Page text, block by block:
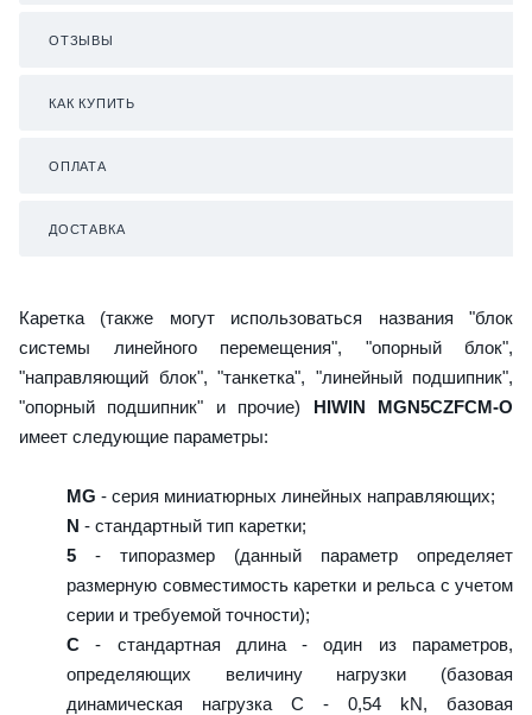
ОТЗЫВЫ
КАК КУПИТЬ
ОПЛАТА
ДОСТАВКА
Каретка (также могут использоваться названия "блок
системы линейного перемещения", "опорный блок",
"направляющий блок", "танкетка", "линейный подшипник",
"опорный подшипник" и прочие) HIWIN MGN5CZFCM-O
имеет следующие параметры:
MG - серия миниатюрных линейных направляющих;
N - стандартный тип каретки;
5 - типоразмер (данный параметр определяет
размерную совместимость каретки и рельса с учетом
серии и требуемой точности);
C - стандартная длина - один из параметров,
определяющих величину нагрузки (базовая
динамическая нагрузка C - 0,54 kN, базовая